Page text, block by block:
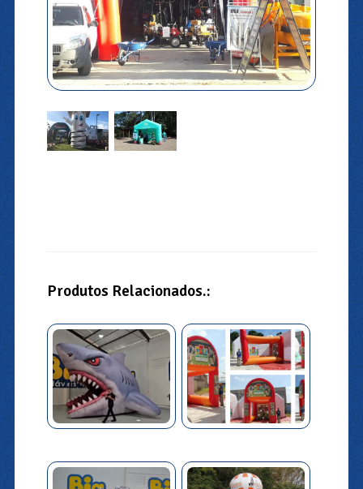
Produtos Relacionados.: